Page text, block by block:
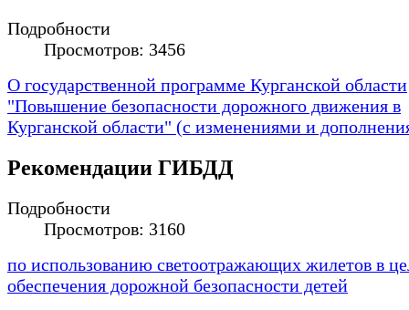
Подробности
Просмотров: 3456
О государственной программе Курганской области
"Повышение безопасности дорожного движения в
Курганской области" (с изменениями и
Рекомендации ГИБДД
Подробности
Просмотров: 3160
по использованию светоотражающих жилетов в
обеспечения дорожной безопасности детей